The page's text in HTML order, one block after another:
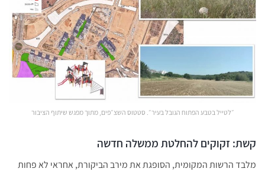
״לטייל בטבע הפתוח הגובל בעיר״. סטטוס השצ״פים, מתוך מפגש שיתוף הציבור
קשת: זקוקים להחלטת ממשלה חדשה
מלבד הרשות המקומית, הסופגת את מירב הביקורת, אחראי לא פחות